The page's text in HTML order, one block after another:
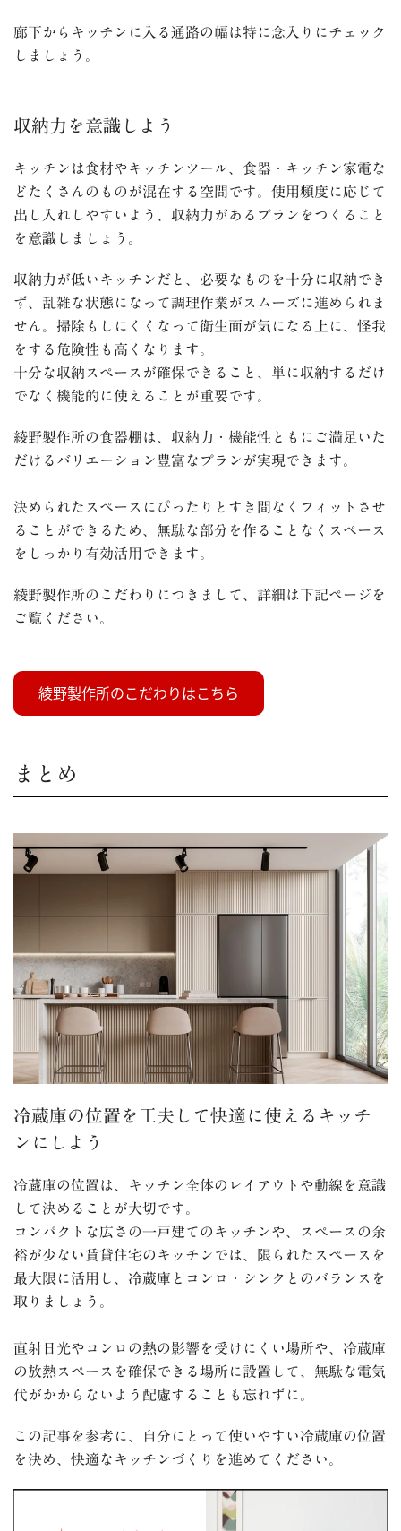
廊下からキッチンに入る通路の幅は特に念入りにチェック
しましょう。
収納力を意識しよう
キッチンは食材やキッチンツール、食器・キッチン家電な
どたくさんのものが混在する空間です。使用頻度に応じて
出し入れしやすいよう、収納力があるプランをつくること
を意識しましょう。
収納力が低いキッチンだと、必要なものを十分に収納でき
ず、乱雑な状態になって調理作業がスムーズに進められま
せん。掃除もしにくくなって衛生面が気になる上に、怪我
をする危険性も高くなります。
十分な収納スペースが確保できること、単に収納するだけ
でなく機能的に使えることが重要です。
綾野製作所の食器棚は、収納力・機能性ともにご満足いた
だけるバリエーション豊富なプランが実現できます。
決められたスペースにぴったりとすき間なくフィットさせ
ることができるため、無駄な部分を作ることなくスペース
をしっかり有効活用できます。
綾野製作所のこだわりにつきまして、詳細は下記ページを
ご覧ください。
まとめ
冷蔵庫の位置を工夫して快適に使えるキッチ
ンにしよう
冷蔵庫の位置は、キッチン全体のレイアウトや動線を意識
して決めることが大切です。
コンパクトな広さの一戸建てのキッチンや、スペースの余
裕が少ない賃貸住宅のキッチンでは、限られたスペースを
最大限に活用し、冷蔵庫とコンロ・シンクとのバランスを
取りましょう。
直射日光やコンロの熱の影響を受けにくい場所や、冷蔵庫
の放熱スペースを確保できる場所に設置して、無駄な電気
代がかからないよう配慮することも忘れずに。
この記事を参考に、自分にとって使いやすい冷蔵庫の位置
を決め、快適なキッチンづくりを進めてください。